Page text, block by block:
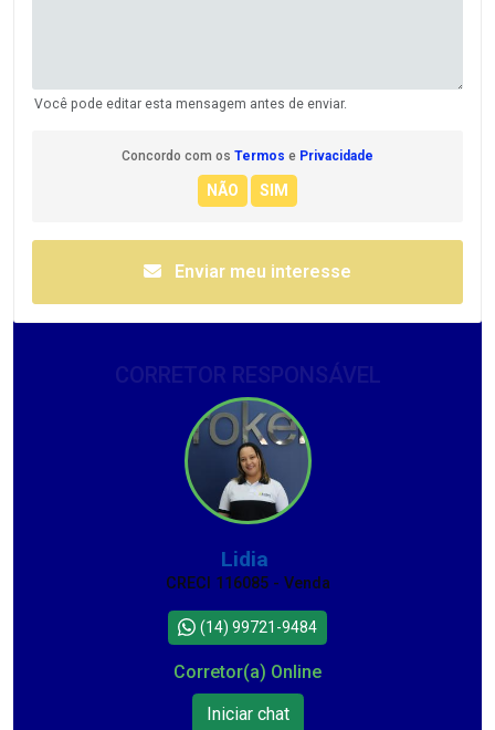
Você pode editar esta mensagem antes de enviar.
Concordo com os Termos e Privacidade
Enviar meu interesse
Lidia
CRECI 116085 - Venda
(14) 99721-9484
Corretor(a) Online
Iniciar chat